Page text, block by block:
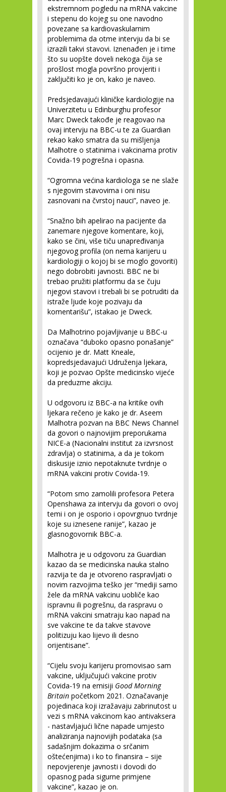
ekstremnom pogledu na mRNA vakcine
i stepenu do kojeg su one navodno
povezane sa kardiovaskularnim
problemima da otme intervju da bi se
izrazili takvi stavovi. Iznenađen je i time
što su uopšte doveli nekoga čija se
prošlost mogla površno provjeriti i
zaključiti ko je on, kako je naveo.
Predsjedavajući kliničke kardiologije na
Univerzitetu u Edinburghu profesor
Marc Dweck takođe je reagovao na
ovaj intervju na BBC-u te za Guardian
rekao kako smatra da su mišljenja
Malhotre o statinima i vakcinama protiv
Covida-19 pogrešna i opasna.
“Ogromna većina kardiologa se ne slaže
s njegovim stavovima i oni nisu
zasnovani na čvrstoj nauci”, naveo je.
“Snažno bih apelirao na pacijente da
zanemare njegove komentare, koji,
kako se čini, više tiču unapređivanja
njegovog profila (on nema karijeru u
kardiologiji o kojoj bi se moglo govoriti)
nego dobrobiti javnosti. BBC ne bi
trebao pružiti platformu da se čuju
njegovi stavovi i trebali bi se potruditi da
istraže ljude koje pozivaju da
komentarišu”, istakao je Dweck.
Da Malhotrino pojavljivanje u BBC-u
označava “duboko opasno ponašanje”
ocijenio je dr. Matt Kneale,
kopredsjedavajući Udruženja ljekara,
koji je pozvao Opšte medicinsko vijeće
da preduzme akciju.
U odgovoru iz BBC-a na kritike ovih
ljekara rečeno je kako je dr. Aseem
Malhotra pozvan na BBC News Channel
da govori o najnovijim preporukama
NICE-a (Nacionalni institut za izvrsnost
zdravlja) o statinima, a da je tokom
diskusije iznio nepotaknute tvrdnje o
mRNA vakcini protiv Covida-19.
“Potom smo zamolili profesora Petera
Openshawa za intervju da govori o ovoj
temi i on je osporio i opovrgnuo tvrdnje
koje su iznesene ranije”, kazao je
glasnogovornik BBC-a.
Malhotra je u odgovoru za Guardian
kazao da se medicinska nauka stalno
razvija te da je otvoreno raspravljati o
novim razvojima teško jer “mediji samo
žele da mRNA vakcinu uobliče kao
ispravnu ili pogrešnu, da raspravu o
mRNA vakcini smatraju kao napad na
sve vakcine te da takve stavove
politizuju kao lijevo ili desno
orijentisane”.
“Cijelu svoju karijeru promovisao sam
vakcine, uključujući vakcine protiv
Covida-19 na emisiji Good Morning
Britain početkom 2021. Označavanje
pojedinaca koji izražavaju zabrinutost u
vezi s mRNA vakcinom kao antivaksera
- nastavljajući lične napade umjesto
analiziranja najnovijih podataka (sa
sadašnjim dokazima o srčanim
oštećenjima) i ko to finansira – sije
nepovjerenje javnosti i dovodi do
opasnog pada sigurne primjene
vakcine”, kazao je on.